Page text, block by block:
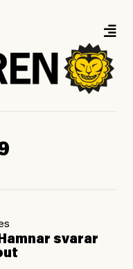
svarar